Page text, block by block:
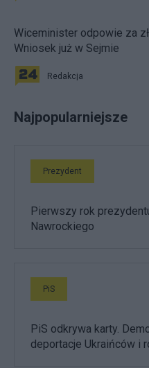
Wiceminister odpowie za
Wniosek już w Sejmie
Redakcja
Najpopularniejsze
Prezydent
Pierwszy rok
Nawrockiego
PiS
PiS odkrywa karty.
deportacje Ukraińców i